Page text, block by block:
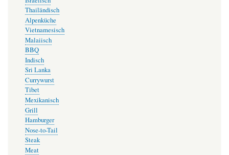
Thailändisch
Alpenküche
Vietnamesisch
Malaiisch
BBQ
Indisch
Sri Lanka
Currywurst
Tibet
Mexikanisch
Grill
Hamburger
Nose-to-Tail
Steak
Meat